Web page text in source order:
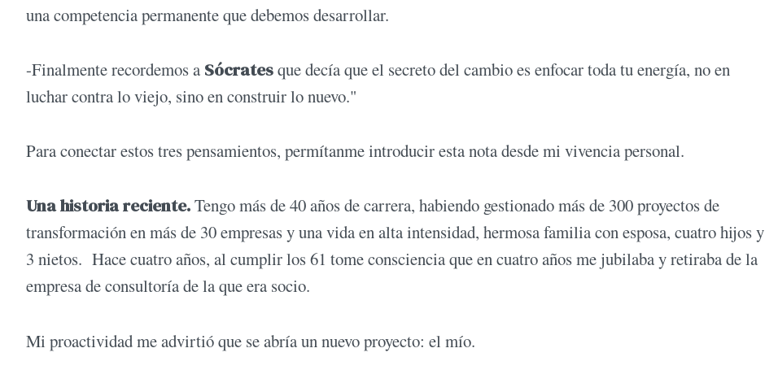
una competencia permanente que debemos desarrollar.
-Finalmente recordemos a Sócratesque decía que el secreto del cambio es enfocar toda tu energía, no en
luchar contra lo viejo, sino en construir lo nuevo."
Para conectar estos tres pensamientos, permítanme introducir esta nota desde mi vivencia personal.
Una historia reciente.Tengo más de 40 años de carrera, habiendo gestionado más de 300 proyectos de
transformación en más de 30 empresas y una vida en alta intensidad, hermosa familia con esposa, cuatro hijos y
3 nietos. Hace cuatro años, al cumplir los 61 tome consciencia que en cuatro años me jubilaba y retiraba de la
empresa de consultoría de la que era socio.
Mi proactividad me advirtió que se abría un nuevo proyecto: el mío.